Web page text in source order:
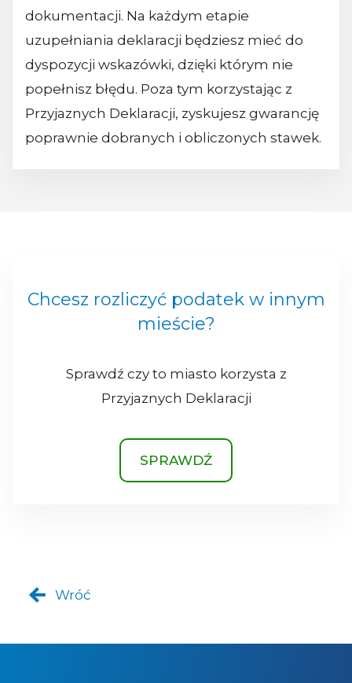
dokumentacji. Na każdym etapie
uzupełniania deklaracji będziesz mieć do
dyspozycji wskazówki, dzięki którym nie
popełnisz błędu. Poza tym korzystając z
Przyjaznych Deklaracji, zyskujesz gwarancję
poprawnie dobranych i obliczonych stawek.
Chcesz rozliczyć podatek w innym
mieście?
Sprawdź czy to miasto korzysta z
Przyjaznych Deklaracji
SPRAWDŹ
Wróć